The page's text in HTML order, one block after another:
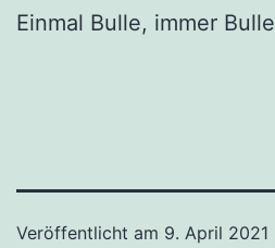
Einmal Bulle, immer Bulle
Veröffentlicht am 9. April 2021